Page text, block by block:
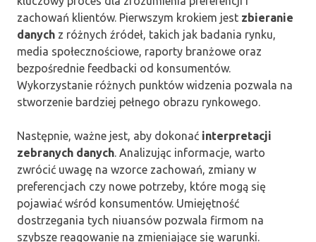
zachowań klientów. Pierwszym krokiem jest zbieranie
danych z różnych źródeł, takich jak badania rynku,
media społecznościowe, raporty branżowe oraz
bezpośrednie feedbacki od konsumentów.
Wykorzystanie różnych punktów widzenia pozwala na
stworzenie bardziej pełnego obrazu rynkowego.
Następnie, ważne jest, aby dokonać interpretacji
zebranych danych . Analizując informacje, warto
zwrócić uwagę na wzorce zachowań, zmiany w
preferencjach czy nowe potrzeby, które mogą się
pojawiać wśród konsumentów. Umiejętność
dostrzegania tych niuansów pozwala firmom na
szybsze reagowanie na zmieniające się warunki.